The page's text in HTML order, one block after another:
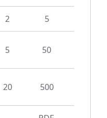
2 5
5 50
20 500